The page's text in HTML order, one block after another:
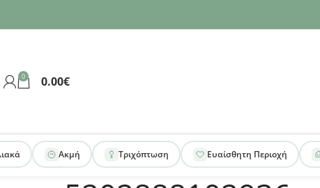
0 0.00€
Ακμή Τριχόπτωση Ευαίσθητη Περιοχή